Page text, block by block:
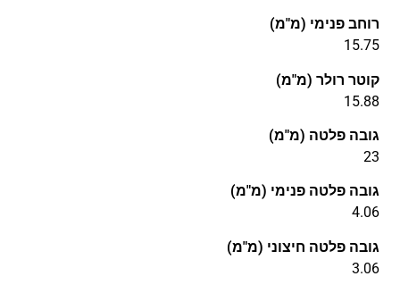
רוחב פנימי (מ"מ)
15.75
קוטר רולר (מ"מ)
15.88
גובה פלטה (מ"מ)
23
גובה פלטה פנימי (מ"מ)
4.06
גובה פלטה חיצוני (מ"מ)
3.06